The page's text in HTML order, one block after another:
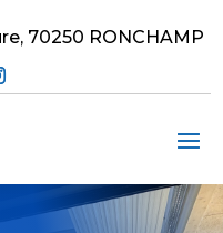
70250 RONCHAMP